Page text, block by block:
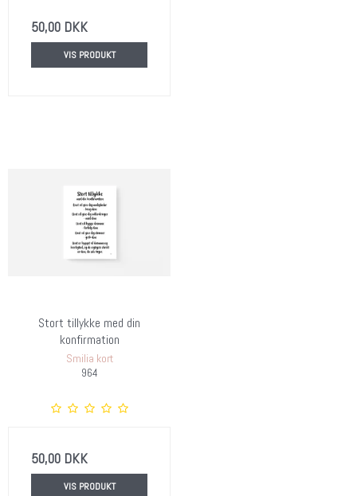
50,00 DKK
VIS PRODUKT
Stort tillykke med din
konfirmation
Smilia kort
964
50,00 DKK
VIS PRODUKT